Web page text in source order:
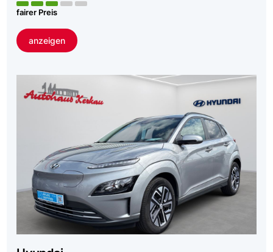
fairer Preis
anzeigen